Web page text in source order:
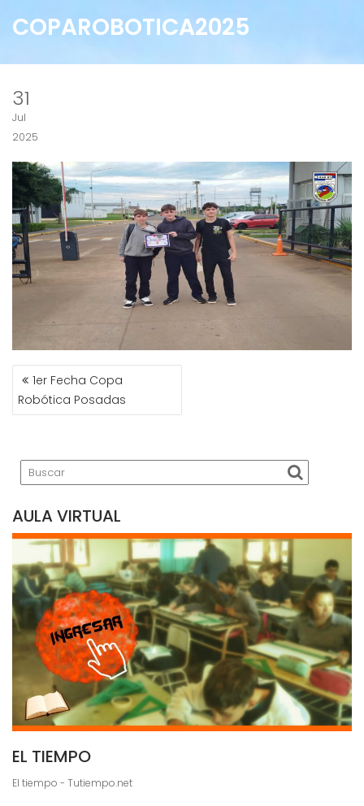
COPAROBOTICA2025
31
Jul
2025
NAVEGACIÓN
DE
ENTRADAS
1er Fecha Copa
Robótica Posadas
AULA VIRTUAL
EL TIEMPO
El tiempo - Tutiempo.net